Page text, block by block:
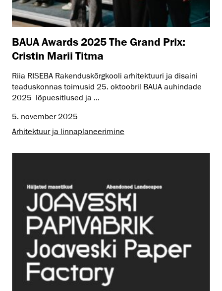
BAUA Awards 2025 The Grand Prix:
Cristin Marii Titma
Riia RISEBA Rakenduskõrgkooli arhitektuuri ja disaini
teaduskonnas toimusid 25. oktoobril BAUA auhindade
2025 lõpuesitlused ja ...
5. november 2025
Arhitektuur ja linnaplaneerimine